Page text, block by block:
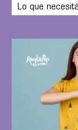
Lo que